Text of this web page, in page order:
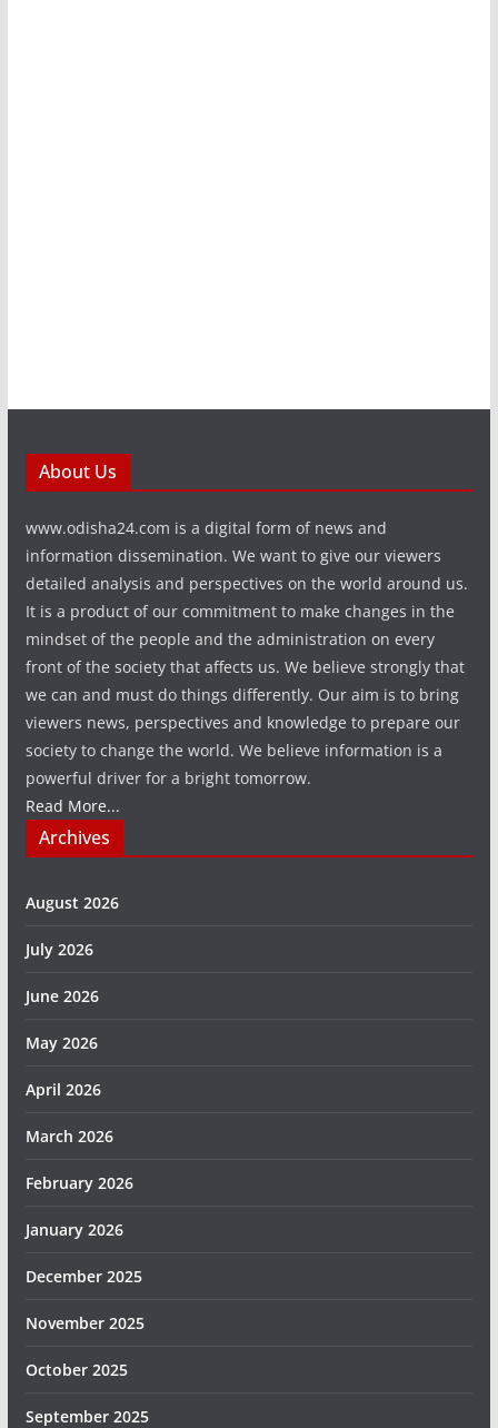
About Us
www.odisha24.com is a digital form of news and
information dissemination. We want to give our viewers
detailed analysis and perspectives on the world around us.
It is a product of our commitment to make changes in the
mindset of the people and the administration on every
front of the society that affects us. We believe strongly that
we can and must do things differently. Our aim is to bring
viewers news, perspectives and knowledge to prepare our
society to change the world. We believe information is a
powerful driver for a bright tomorrow.
Read More...
Archives
August 2026
July 2026
June 2026
May 2026
April 2026
March 2026
February 2026
January 2026
December 2025
November 2025
October 2025
September 2025